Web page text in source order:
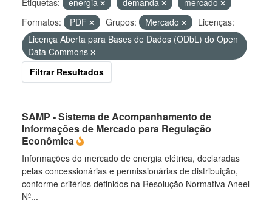
Etiquetas: energia demanda
mercado
Formatos:
PDF Grupos: Mercado
Licenças:
Licença Aberta para Bases de Dados (ODbL) do Open
Data Commons
Filtrar Resultados
SAMP - Sistema de Acompanhamento de
Informações de Mercado para Regulação
Econômica
Informações do mercado de energia elétrica, declaradas
pelas concessionárias e permissionárias de distribuição,
conforme critérios definidos na Resolução Normativa Aneel
Nº...